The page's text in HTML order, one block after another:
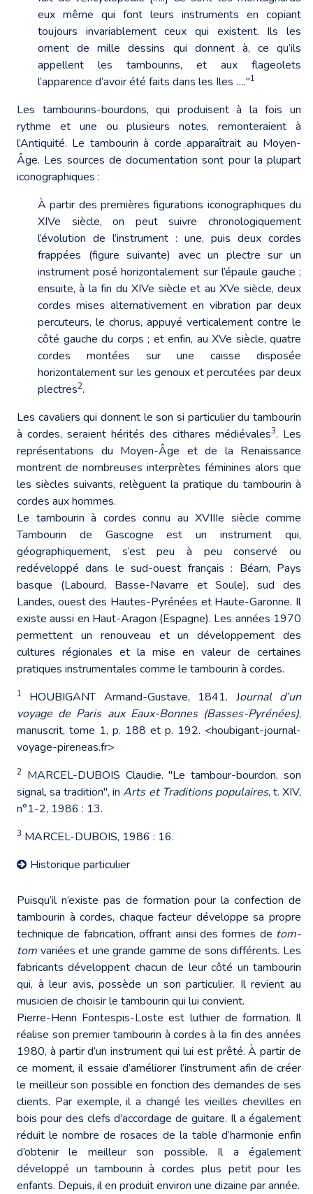
eux même qui font leurs instruments en copiant
toujours invariablement ceux qui existent. Ils les
ornent de mille dessins qui donnent à, ce qu’ils
appellent les tambourins, et aux flageolets
l’apparence d’avoir été faits dans les Iles …."1
Les tambourins-bourdons, qui produisent à la fois un
rythme et une ou plusieurs notes, remonteraient à
l’Antiquité. Le tambourin à corde apparaîtrait au Moyen-
Âge. Les sources de documentation sont pour la plupart
iconographiques :
À partir des premières figurations iconographiques du
XIVe siècle, on peut suivre chronologiquement
l’évolution de l’instrument : une, puis deux cordes
frappées (figure suivante) avec un plectre sur un
instrument posé horizontalement sur l’épaule gauche ;
ensuite, à la fin du XIVe siècle et au XVe siècle, deux
cordes mises alternativement en vibration par deux
percuteurs, le chorus, appuyé verticalement contre le
côté gauche du corps ; et enfin, au XVe siècle, quatre
cordes montées sur une caisse disposée
horizontalement sur les genoux et percutées par deux
plectres2.
Les cavaliers qui donnent le son si particulier du tambourin
à cordes, seraient hérités des cithares médiévales3. Les
représentations du Moyen-Âge et de la Renaissance
montrent de nombreuses interprètes féminines alors que
les siècles suivants, relèguent la pratique du tambourin à
cordes aux hommes.
Le tambourin à cordes connu au XVIIIe siècle comme
Tambourin de Gascogne est un instrument qui,
géographiquement, s’est peu à peu conservé ou
redéveloppé dans le sud-ouest français : Béarn, Pays
basque (Labourd, Basse-Navarre et Soule), sud des
Landes, ouest des Hautes-Pyrénées et Haute-Garonne. Il
existe aussi en Haut-Aragon (Espagne). Les années 1970
permettent un renouveau et un développement des
cultures régionales et la mise en valeur de certaines
pratiques instrumentales comme le tambourin à cordes.
1 HOUBIGANT Armand-Gustave, 1841. Journal d’un
voyage de Paris aux Eaux-Bonnes (Basses-Pyrénées),
manuscrit, tome 1, p. 188 et p. 192. <houbigant-journal-
voyage-pireneas.fr>
2 MARCEL-DUBOIS Claudie. "Le tambour-bourdon, son
signal, sa tradition", inArts et Traditions populaires, t. XIV,
n°1-2, 1986 : 13.
3 MARCEL-DUBOIS, 1986 : 16.
Historique particulier
Puisqu’il n’existe pas de formation pour la confection de
tambourin à cordes, chaque facteur développe sa propre
technique de fabrication, offrant ainsi des formes de tom-
tom variées et une grande gamme de sons différents. Les
fabricants développent chacun de leur côté un tambourin
qui, à leur avis, possède un son particulier. Il revient au
musicien de choisir le tambourin qui lui convient.
Pierre-Henri Fontespis-Loste est luthier de formation. Il
réalise son premier tambourin à cordes à la fin des années
1980, à partir d’un instrument qui lui est prêté. À partir de
ce moment, il essaie d’améliorer l’instrument afin de créer
le meilleur son possible en fonction des demandes de ses
clients. Par exemple, il a changé les vieilles chevilles en
bois pour des clefs d’accordage de guitare. Il a également
réduit le nombre de rosaces de la table d’harmonie enfin
d’obtenir le meilleur son possible. Il a également
développé un tambourin à cordes plus petit pour les
enfants. Depuis, il en produit environ une dizaine par année.